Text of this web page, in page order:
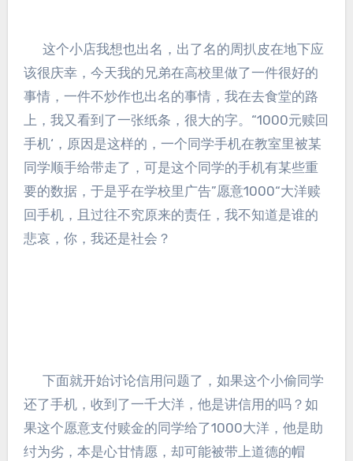
这个小店我想也出名，出了名的周扒皮在地下应
该很庆幸，今天我的兄弟在高校里做了一件很好的
事情，一件不炒作也出名的事情，我在去食堂的路
上，我又看到了一张纸条，很大的字。“1000元赎回
手机‘，原因是这样的，一个同学手机在教室里被某
同学顺手给带走了，可是这个同学的手机有某些重
要的数据，于是乎在学校里广告”愿意1000“大洋赎
回手机，且过往不究原来的责任，我不知道是谁的
悲哀，你，我还是社会？
下面就开始讨论信用问题了，如果这个小偷同学
还了手机，收到了一千大洋，他是讲信用的吗？如
果这个愿意支付赎金的同学给了1000大洋，他是助
纣为劣，本是心甘情愿，却可能被带上道德的帽